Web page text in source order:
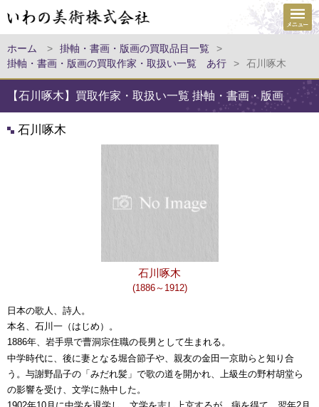
ホーム > 掛軸・書画・版画の買取品目一覧
>
掛軸・書画・版画の買取作家・取扱い一覧 あ行
> 石川啄木
【石川啄木】買取作家・取扱い一覧 掛軸・書画・版画
石川啄木
石川啄木
(1886～1912)
日本の歌人、詩人。
本名、石川一（はじめ）。
1886年、岩手県で曹洞宗住職の長男として生まれる。
中学時代に、後に妻となる堀合節子や、親友の金田一京助らと知り合
う。与謝野晶子の「みだれ髪」で歌の道を開かれ、上級生の野村胡堂ら
の影響を受け、文学に熱中した。